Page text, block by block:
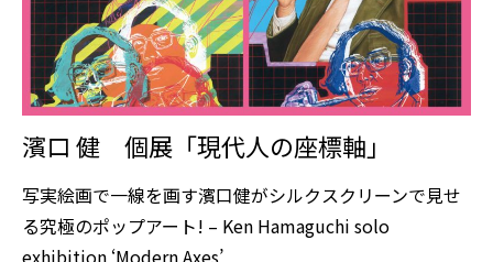
濱口 健 個展「現代人の座標軸」
写実絵画で一線を画す濱口健がシルクスクリーンで見せ
る究極のポップアート! – Ken Hamaguchi solo
exhibition ‘Modern Axes’